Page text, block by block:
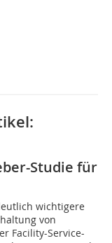
Studie für
wichtigere
von
Facility-Service-